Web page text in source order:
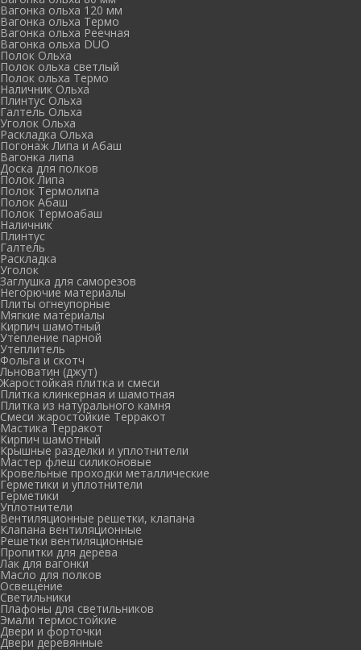
Вагонка ольха 120 мм
Вагонка ольха Термо
Вагонка ольха Реечная
Вагонка ольха DUO
Полок Ольха
Полок ольха светлый
Полок ольха Термо
Наличник Ольха
Плинтус Ольха
Галтель Ольха
Уголок Ольха
Раскладка Ольха
Погонаж Липа и Абаш
Вагонка липа
Доска для полков
Полок Липа
Полок Термолипа
Полок Абаш
Полок Термоабаш
Наличник
Плинтус
Галтель
Раскладка
Уголок
Заглушка для саморезов
Негорючие материалы
Плиты огнеупорные
Мягкие материалы
Кирпич шамотный
Утепление парной
Утеплитель
Фольга и скотч
Льноватин (джут)
Жаростойкая плитка и смеси
Плитка клинкерная и шамотная
Плитка из натурального камня
Смеси жаростойкие Терракот
Мастика Терракот
Кирпич шамотный
Крышные разделки и уплотнители
Мастер флеш силиконовые
Кровельные проходки металлические
Герметики и уплотнители
Герметики
Уплотнители
Вентиляционные решетки, клапана
Клапана вентиляционные
Решетки вентиляционные
Пропитки для дерева
Лак для вагонки
Масло для полков
Освещение
Светильники
Плафоны для светильников
Эмали термостойкие
Двери и форточки
Двери деревянные